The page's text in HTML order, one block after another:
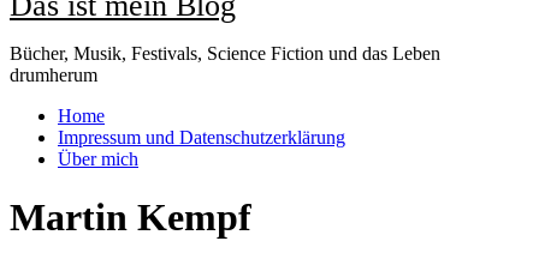
Bücher, Musik, Festivals, Science Fiction und das Leben
drumherum
Home
Impressum und Datenschutzerklärung
Über mich
Martin Kempf